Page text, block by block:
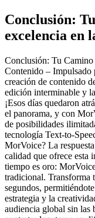
Conclusión:
excelencia en
Conclusión: Tu
Contenido – Impulsado
creación de contenido
edición interminable y
¡Esos días quedaron
el panorama, y con
de posibilidades
tecnología Text-to-
MorVoice? La
calidad que ofrece esta
tiempo es oro:
tradicional. Transforma
segundos,
estrategia y la
audiencia global sin las